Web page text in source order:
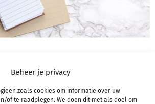
Beheer je privacy
zoals cookies om informatie over uw
of te raadplegen. We doen dit met als doel om
er wellicht wel eens wat over.
zeggen. Maar wat betekent